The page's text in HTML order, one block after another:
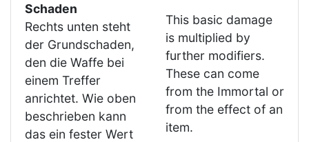
Schaden
Rechts unten steht
der Grundschaden,
den die Waffe bei
einem Treffer
anrichtet. Wie oben
beschrieben kann
das ein fester Wert
This basic damage
is multiplied by
further modifiers.
These can come
from the Immortal or
from the effect of an
item.